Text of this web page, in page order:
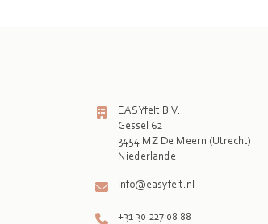
EASYfelt B.V.
Gessel 62
3454 MZ De Meern (Utrecht)
info@easyfelt.nl
+31 30 227 08 88